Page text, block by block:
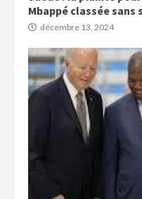
Mbappé classée sans
décembre 13, 2024